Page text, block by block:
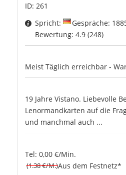
ID: 261
Spricht:
Gespräche:
Bewertung: 4.9 (248)
Meist Täglich erreichbar -
19 Jahre Vistano. Liebevolle
Lenormandkarten auf die
und manchmal auch ...
Tel: 0,00 €/Min.
(1.38 €/M.)Aus dem Festnetz*